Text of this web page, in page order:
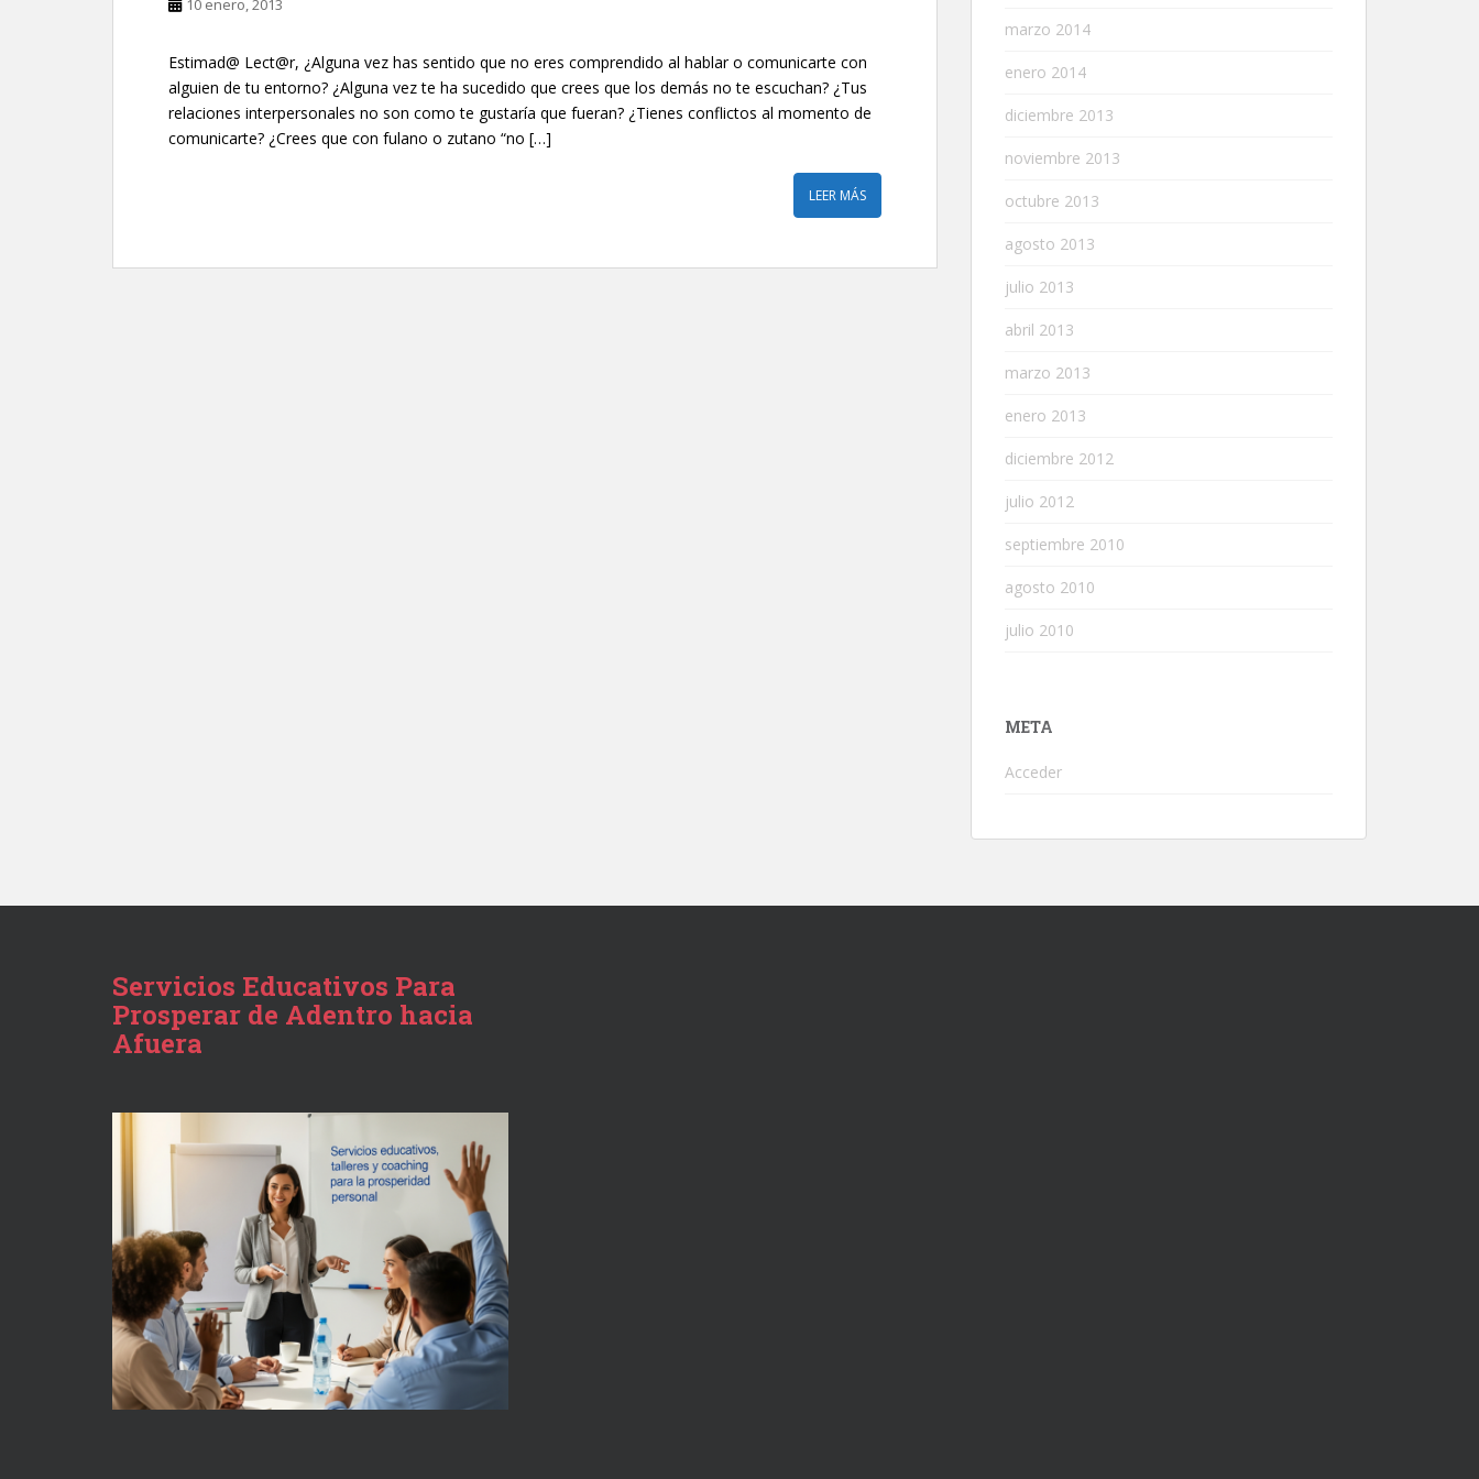
10 enero, 2013
Estimad@ Lect@r, ¿Alguna vez has sentido que no eres comprendido al hablar o comunicarte con
alguien de tu entorno? ¿Alguna vez te ha sucedido que crees que los demás no te escuchan? ¿Tus
relaciones interpersonales no son como te gustaría que fueran? ¿Tienes conflictos al momento de
comunicarte? ¿Crees que con fulano o zutano “no […]
LEER MÁS
marzo 2014
enero 2014
diciembre 2013
noviembre 2013
octubre 2013
agosto 2013
julio 2013
abril 2013
marzo 2013
enero 2013
diciembre 2012
julio 2012
septiembre 2010
agosto 2010
julio 2010
META
Acceder
Servicios Educativos Para
Prosperar de Adentro hacia
Afuera